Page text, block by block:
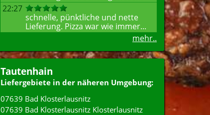
22:27
schnelle, pünktliche und nette
Lieferung. Pizza war wie immer...
mehr..
Tautenhain
Liefergebiete in der näheren Umgebung:
07639 Bad Klosterlausnitz
07639 Bad Klosterlausnitz Klosterlausnitz